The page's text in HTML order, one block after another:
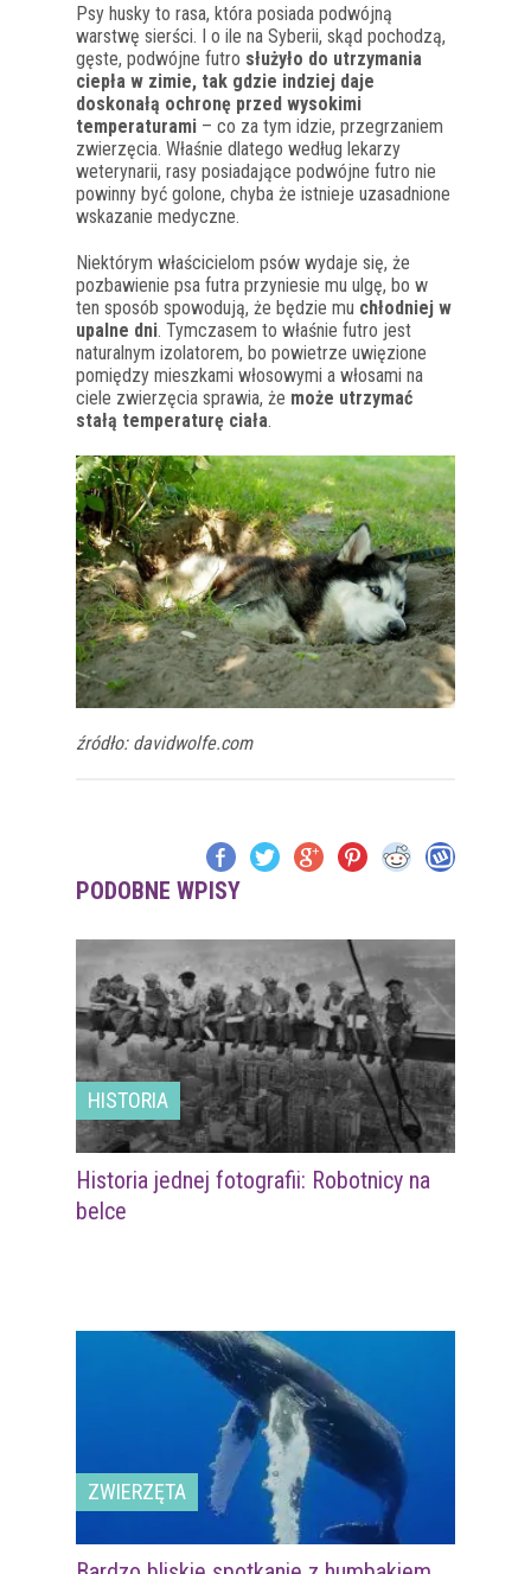
Psy husky to rasa, która posiada podwójną
warstwę sierści. I o ile na Syberii, skąd pochodzą,
gęste, podwójne futro służyło do utrzymania
ciepła w zimie, tak gdzie indziej daje
doskonałą ochronę przed wysokimi
temperaturami – co za tym idzie, przegrzaniem
zwierzęcia. Właśnie dlatego według lekarzy
weterynarii, rasy posiadające podwójne futro nie
powinny być golone, chyba że istnieje uzasadnione
wskazanie medyczne.
Niektórym właścicielom psów wydaje się, że
pozbawienie psa futra przyniesie mu ulgę, bo w
ten sposób spowodują, że będzie mu chłodniej w
upalne dni. Tymczasem to właśnie futro jest
naturalnym izolatorem, bo powietrze uwięzione
pomiędzy mieszkami włosowymi a włosami na
ciele zwierzęcia sprawia, że może utrzymać
stałą temperaturę ciała.
źródło: davidwolfe.com
PODOBNE WPISY
HISTORIA
Historia jednej fotografii: Robotnicy na
belce
ZWIERZĘTA